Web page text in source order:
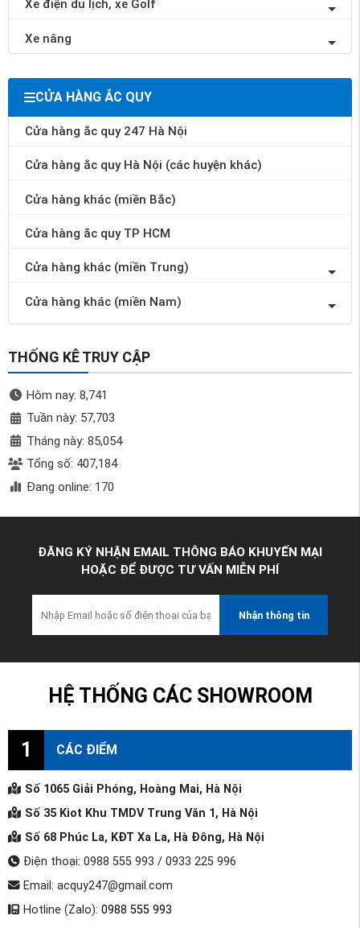
Xe điện du lịch, xe Golf
Xe nâng
CỬA HÀNG ẮC QUY
Cửa hàng ắc quy 247 Hà Nội
Cửa hàng ắc quy Hà Nội (các huyện khác)
Cửa hàng khác (miền Bắc)
Cửa hàng ắc quy TP HCM
Cửa hàng khác (miền Trung)
Cửa hàng khác (miền Nam)
THỐNG KÊ TRUY CẬP
Hôm nay: 8,741
Tuần này: 57,703
Tháng này: 85,054
Tổng số: 407,184
Đang online: 170
ĐĂNG KÝ NHẬN EMAIL THÔNG BÁO KHUYẾN MẠI
HOẶC ĐỂ ĐƯỢC TƯ VẤN MIỄN PHÍ
Nhận thông tin
HỆ THỐNG CÁC SHOWROOM
1 CÁC ĐIỂM
Số 1065 Giải Phóng, Hoàng Mai, Hà Nội
Số 35 Kiot Khu TMDV Trung Văn 1, Hà Nội
Số 68 Phúc La, KĐT Xa La, Hà Đông, Hà Nội
Điện thoại: 0988 555 993 / 0933 225 996
Email: acquy247@gmail.com
Hotline (Zalo): 0988 555 993